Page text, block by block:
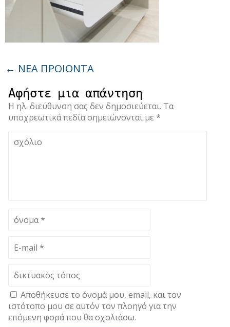
← ΝΕΑ ΠΡΟΙΟΝΤΑ
Αφήστε μια απάντηση
Η ηλ. διεύθυνση σας δεν δημοσιεύεται. Τα
υποχρεωτικά πεδία σημειώνονται με *
Αποθήκευσε το όνομά μου, email, και τον
ιστότοπο μου σε αυτόν τον πλοηγό για την
επόμενη φορά που θα σχολιάσω.